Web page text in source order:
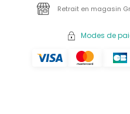
Retrait en magasin
Modes de